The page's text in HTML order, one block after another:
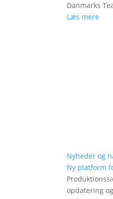
Danmarks
Læs mere
Nyheder og
Ny platform
opdatering